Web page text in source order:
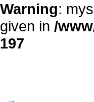
Warning:
given in /
197